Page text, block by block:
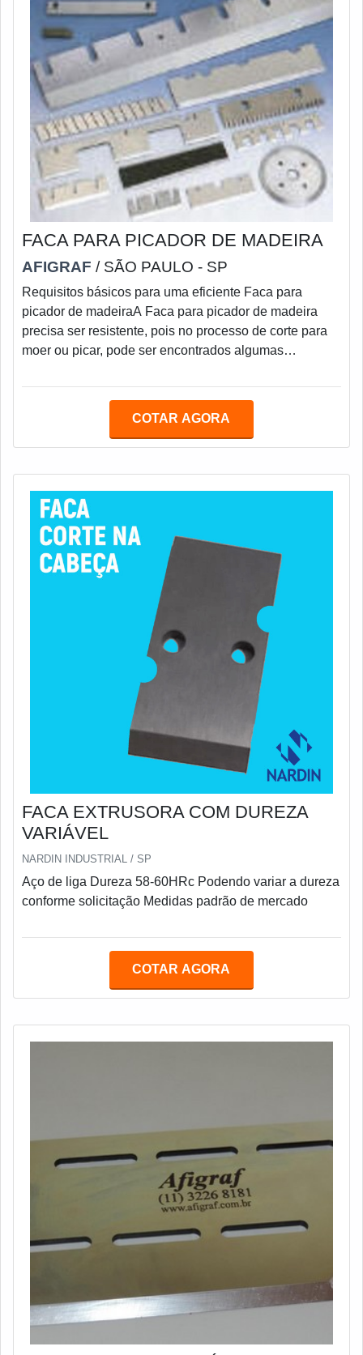
FACA PARA PICADOR DE MADEIRA
AFIGRAF / SÃO PAULO - SP
Requisitos básicos para uma eficiente Faca para
picador de madeiraA Faca para picador de madeira
precisa ser resistente, pois no processo de corte para
moer ou picar, pode ser encontrados algumas
mesmo pedaços de arame que estejam fixados na
custo é também maior.Como a operação da Faca para
COTAR AGORA
FACA EXTRUSORA COM DUREZA
VARIÁVEL
NARDIN INDUSTRIAL / SP
Aço de liga Dureza 58-60HRc Podendo variar a dureza
conforme solicitação Medidas padrão de mercado
COTAR AGORA